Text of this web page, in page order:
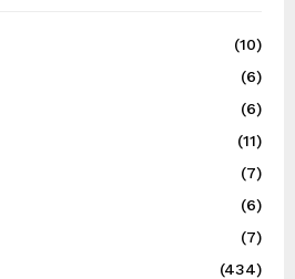
(10)
(6)
(6)
(11)
(7)
(6)
(7)
(434)